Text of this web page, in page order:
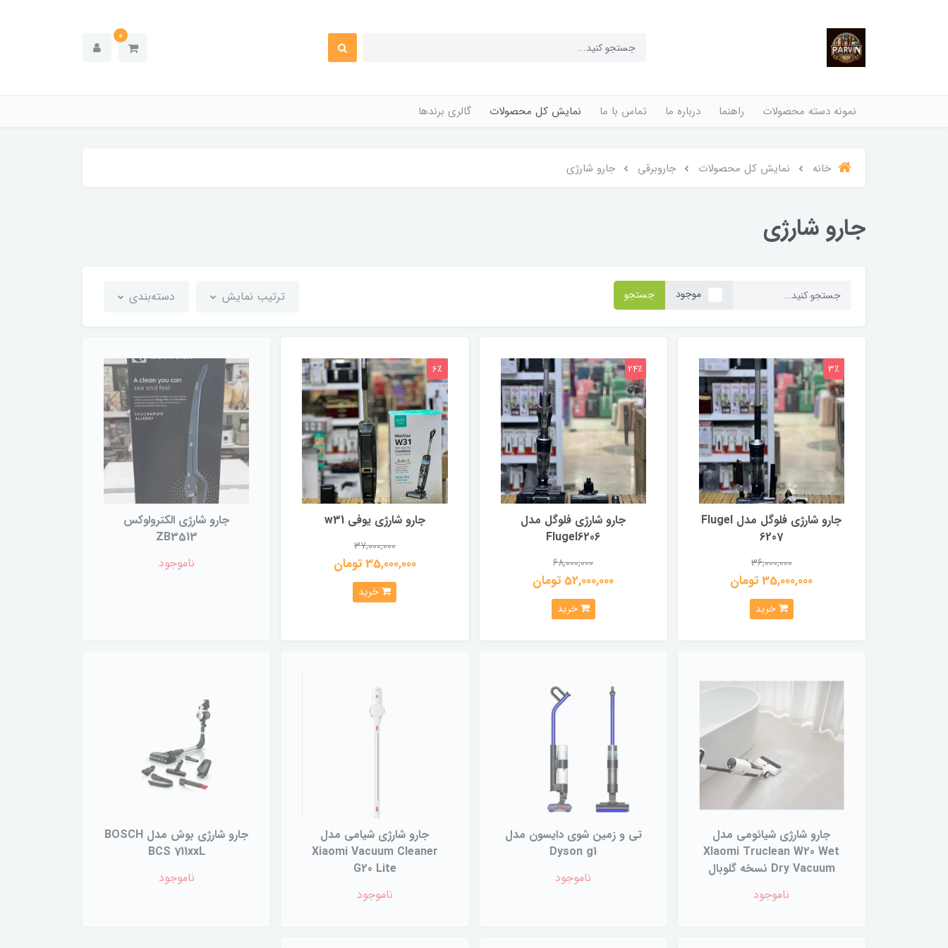
0
نمونه دسته محصولات راهنما درباره ما تماس با ما نمایش کل محصولات گالری برندها
خانه نمایش کل محصولات جاروبرقی جارو شارژی
جارو شارژی
موجود جستجو ترتیب نمایش دسته‌بندی
جارو شارژی فلوگل مدل Flugel
6207
36,000,000
35,000,000 تومان
3٪
خرید
جارو شارژی فلوگل مدل
Flugel6206
68,000,000
52,000,000 تومان
24٪
خرید
جارو شارژی یوفی w31
37,000,000
35,000,000 تومان
6٪
خرید
جارو شارژی الکترولوکس
ZB3513
ناموجود
جارو شارژی شیائومی مدل
XIaomi Truclean W20 Wet
Dry Vacuum نسخه گلوبال
ناموجود
تی و زمین شوی دایسون مدل
Dyson g1
ناموجود
جارو شارژی شیامی مدل
Xiaomi Vacuum Cleaner
G20 Lite
ناموجود
جارو شارژی بوش مدل BOSCH
BCS 711xxL
ناموجود